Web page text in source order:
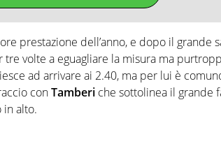
prestazione dell’anno, e dopo il grande
tre volte a eguagliare la misura ma
ad arrivare ai 2.40, ma per lui è
conTamberi che sottolinea il grande
in alto.